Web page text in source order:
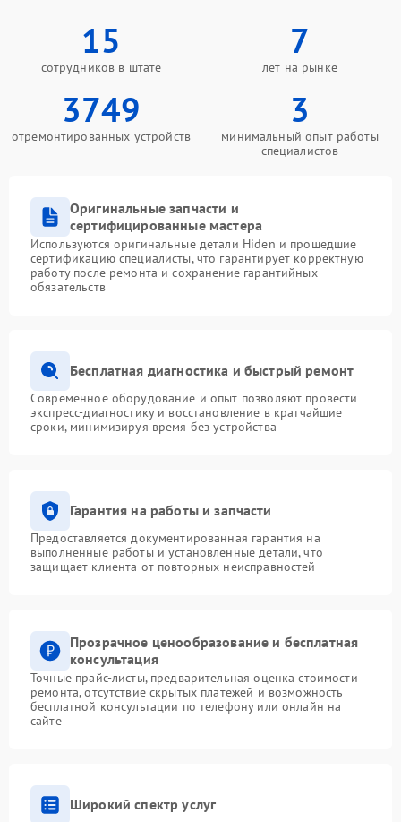
15
сотрудников в штате
7
лет на рынке
3749
отремонтированных устройств
3
минимальный опыт работы
специалистов
Оригинальные запчасти и
сертифицированные мастера
Используются оригинальные детали Hiden и прошедшие
сертификацию специалисты, что гарантирует корректную
работу после ремонта и сохранение гарантийных
обязательств
Бесплатная диагностика и быстрый ремонт
Современное оборудование и опыт позволяют провести
экспресс-диагностику и восстановление в кратчайшие
сроки, минимизируя время без устройства
Гарантия на работы и запчасти
Предоставляется документированная гарантия на
выполненные работы и установленные детали, что
защищает клиента от повторных неисправностей
Прозрачное ценообразование и бесплатная
консультация
Точные прайс-листы, предварительная оценка стоимости
ремонта, отсутствие скрытых платежей и возможность
бесплатной консультации по телефону или онлайн на
сайте
Широкий спектр услуг